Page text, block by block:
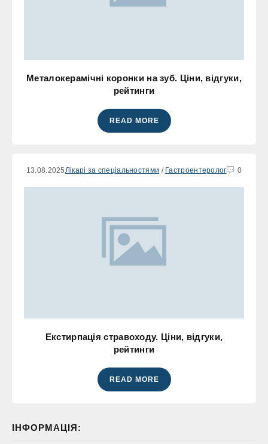
Металокерамічні коронки на зуб. Ціни, відгуки,
рейтинги
READ MORE
13.08.2025 Лікарі за спеціальностями / Гастроентеролог 0
Екстирпація стравоходу. Ціни, відгуки,
рейтинги
READ MORE
ІНФОРМАЦІЯ: